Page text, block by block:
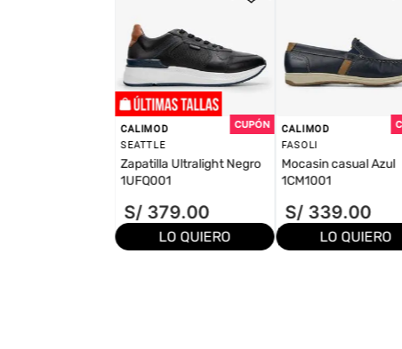
CALIMOD
SEATTLE
Zapatilla Ultralight Negro
1UFQ001
S/ 379.00
LO QUIERO
CALIMOD
FASOLI
Mocasin casual Azul
1CM1001
S/ 339.00
LO QUIERO